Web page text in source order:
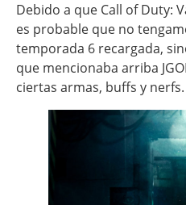
Debido a que Call of Duty:
es probable que no
temporada 6 recargada,
que mencionaba arriba
ciertas armas, buffs y nerfs.